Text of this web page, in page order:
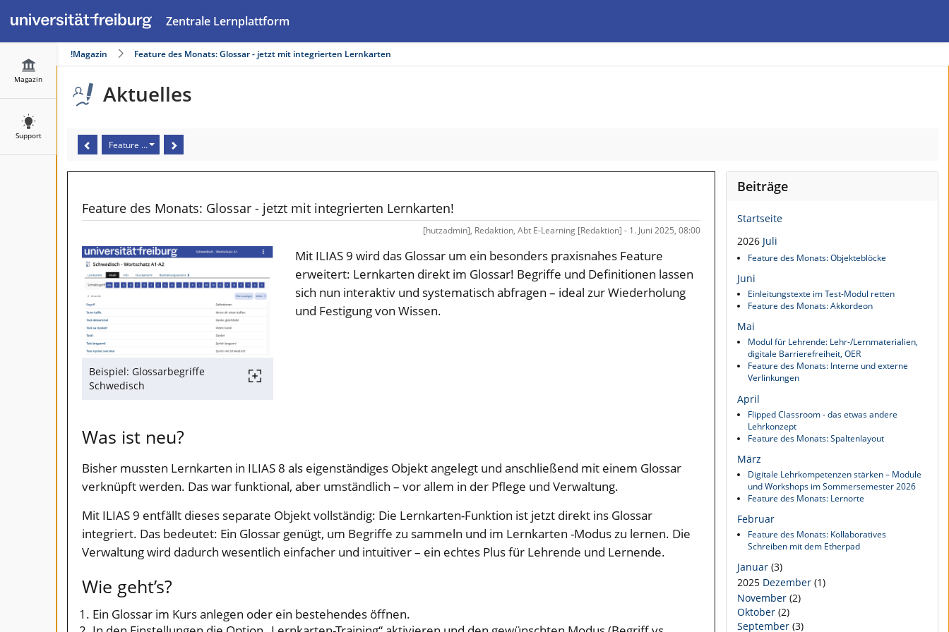
Zentrale Lernplattform
Magazin
Support
Magazin Feature des Monats: Glossar - jetzt mit integrierten Lernkarten!
Aktuelles
Feature des Monats: Glossar - jetzt mit integrierten Lernkarten!
Feature des Monats: Glossar - jetzt mit integrierten Lernkarten!
[hutzadmin], Redaktion, Abt E-Learning [Redaktion] - 1. Juni 2025, 08:00
Beispiel: Glossarbegriffe
Schwedisch
Mit ILIAS 9 wird das Glossar um ein besonders praxisnahes Feature
erweitert: Lernkarten direkt im Glossar! Begriffe und Definitionen lassen
sich nun interaktiv und systematisch abfragen – ideal zur Wiederholung
und Festigung von Wissen.
Was ist neu?
Bisher mussten Lernkarten in ILIAS 8 als eigenständiges Objekt angelegt und anschließend mit einem Glossar
verknüpft werden. Das war funktional, aber umständlich – vor allem in der Pflege und Verwaltung.
Mit ILIAS 9 entfällt dieses separate Objekt vollständig: Die Lernkarten-Funktion ist jetzt direkt ins Glossar
integriert. Das bedeutet: Ein Glossar genügt, um Begriffe zu sammeln und im Lernkarten -Modus zu lernen. Die
Verwaltung wird dadurch wesentlich einfacher und intuitiver – ein echtes Plus für Lehrende und Lernende.
Wie geht’s?
Ein Glossar im Kurs anlegen oder ein bestehendes öffnen.
Beiträge
Startseite
2026 Juli
Feature des Monats: Objekteblöcke
Juni
Einleitungstexte im Test-Modul retten
Feature des Monats: Akkordeon
Mai
Modul für Lehrende: Lehr-/Lernmaterialien,
digitale Barrierefreiheit, OER
Feature des Monats: Interne und externe
Verlinkungen
April
Flipped Classroom - das etwas andere
Lehrkonzept
Feature des Monats: Spaltenlayout
März
Digitale Lehrkompetenzen stärken – Module
und Workshops im Sommersemester 2026
Feature des Monats: Lernorte
Februar
Feature des Monats: Kollaboratives
Schreiben mit dem Etherpad
Januar (3)
2025 Dezember (1)
November (2)
Oktober (2)
September (3)